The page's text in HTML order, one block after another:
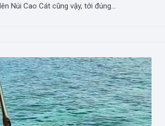
Núi Cao Cát cũng vậy, tới đúng...